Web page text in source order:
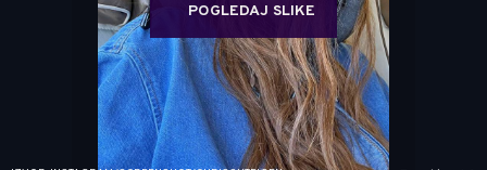
POGLEDAJ SLIKE